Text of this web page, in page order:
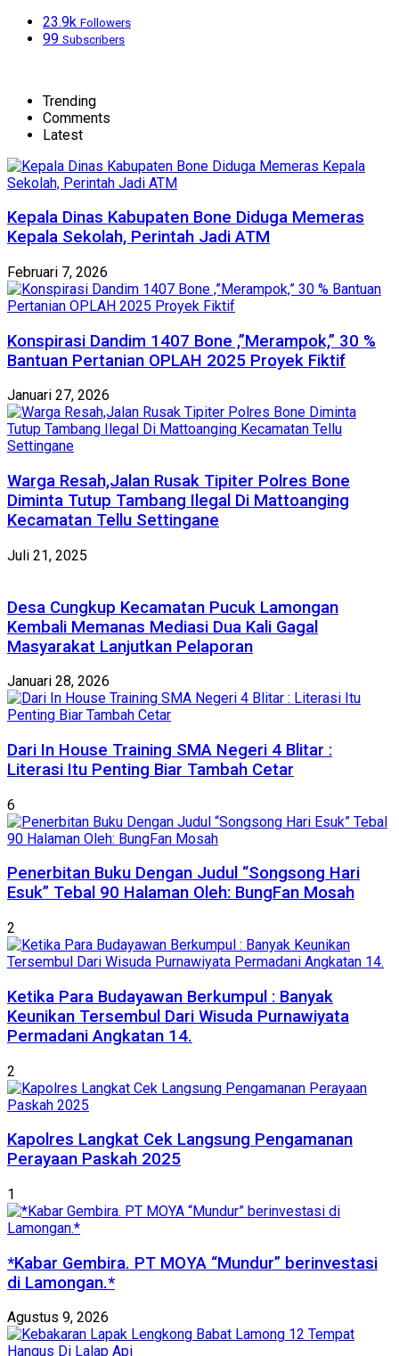
23.9k Followers
99 Subscribers
Trending
Comments
Latest
Kepala Dinas Kabupaten Bone Diduga Memeras
Kepala Sekolah, Perintah Jadi ATM
Februari 7, 2026
Konspirasi Dandim 1407 Bone ,”Merampok,” 30 %
Bantuan Pertanian OPLAH 2025 Proyek Fiktif
Januari 27, 2026
Warga Resah,Jalan Rusak Tipiter Polres Bone
Diminta Tutup Tambang Ilegal Di Mattoanging
Kecamatan Tellu Settingane
Juli 21, 2025
Desa Cungkup Kecamatan Pucuk Lamongan
Kembali Memanas Mediasi Dua Kali Gagal
Masyarakat Lanjutkan Pelaporan
Januari 28, 2026
Dari In House Training SMA Negeri 4 Blitar :
Literasi Itu Penting Biar Tambah Cetar
6
Penerbitan Buku Dengan Judul “Songsong Hari
Esuk” Tebal 90 Halaman Oleh: BungFan Mosah
2
Ketika Para Budayawan Berkumpul : Banyak
Keunikan Tersembul Dari Wisuda Purnawiyata
Permadani Angkatan 14.
2
Kapolres Langkat Cek Langsung Pengamanan
Perayaan Paskah 2025
1
*Kabar Gembira. PT MOYA “Mundur” berinvestasi
di Lamongan.*
Agustus 9, 2026